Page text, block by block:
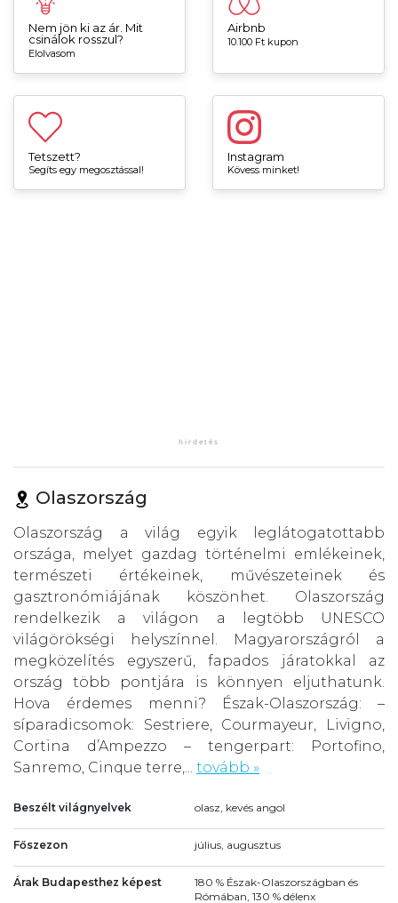
Nem jön ki az ár. Mit
csinálok rosszul?
Elolvasom
Airbnb
10.100 Ft kupon
Tetszett?
Segíts egy megosztással!
Instagram
Kövess minket!
Olaszország
Olaszország a világ egyik leglátogatottabb
országa, melyet gazdag történelmi emlékeinek,
természeti értékeinek, művészeteinek és
gasztronómiájának köszönhet. Olaszország
rendelkezik a világon a legtöbb UNESCO
világörökségi helyszínnel. Magyarországról a
megközelítés egyszerű, fapados járatokkal az
ország több pontjára is könnyen eljuthatunk.
Hova érdemes menni? Észak-Olaszország: –
síparadicsomok: Sestriere, Courmayeur, Livigno,
Cortina d’Ampezzo – tengerpart: Portofino,
Sanremo, Cinque terre,... tovább »
Beszélt világnyelvek olasz, kevés angol
Főszezon július, augusztus
Árak Budapesthez képest
180 % Észak-Olaszországban és
Rómában, 130 % délenx